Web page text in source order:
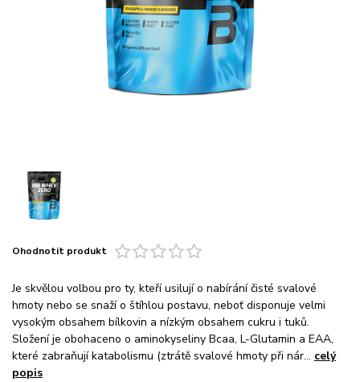
Ohodnotit produkt
Je skvělou volbou pro ty, kteří usilují o nabírání čisté svalové
hmoty nebo se snaží o štíhlou postavu, neboť disponuje velmi
vysokým obsahem bílkovin a nízkým obsahem cukru i tuků.
Složení je obohaceno o aminokyseliny Bcaa, L-Glutamin a EAA,
které zabraňují katabolismu (ztrátě svalové hmoty při nár... celý
popis